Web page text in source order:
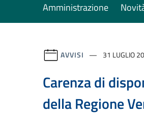
Amministrazione
AVVISI 31 LUGLIO
Carenza di
della Regione